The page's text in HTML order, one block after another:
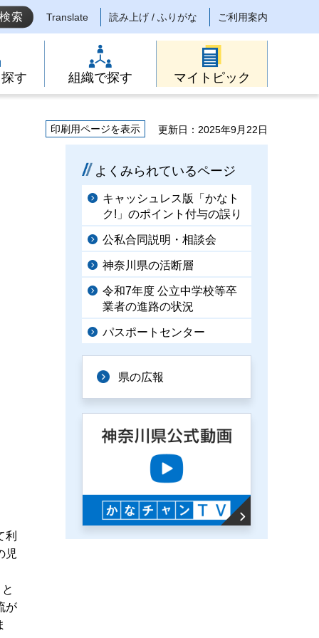
Translate 読み上げ / ふりがな ご利用案内
す 組織で探す マイトピック
印刷用ページを表示 更新日：2025年9月22日
利
児
が
よくみられているページ
キャッシュレス版「かなト
ク!」のポイント付与の誤り
公私合同説明・相談会
神奈川県の活断層
令和7年度 公立中学校等卒
業者の進路の状況
パスポートセンター
県の広報